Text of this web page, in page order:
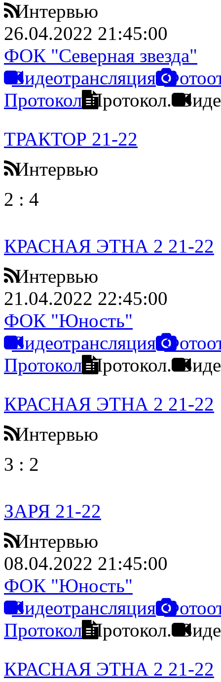
Интервью
26.04.2022 21:45:00
ФОК "Северная звезда"
Видеотрансляция
Протокол Протокол.
ТРАКТОР 21-22
Интервью
2 : 4
КРАСНАЯ ЭТНА 2 21-22
Интервью
21.04.2022 22:45:00
ФОК "Юность"
Видеотрансляция
Протокол Протокол.
КРАСНАЯ ЭТНА 2 21-22
Интервью
3 : 2
ЗАРЯ 21-22
Интервью
08.04.2022 21:45:00
ФОК "Юность"
Видеотрансляция
Протокол Протокол.
КРАСНАЯ ЭТНА 2 21-22